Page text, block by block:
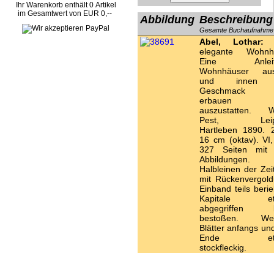
Ihr Warenkorb enthält 0 Artikel
im Gesamtwert von EUR 0,--
Abbildung Beschreibung
Gesamte Buchaufnahme
Abel, Lothar:
elegante
Eine
Wohnhäuser
und innen
Geschmack
erbauen
auszustatten.
Pest,
Hartleben 1890.
16 cm (oktav).
327 Seiten mit
Abbildungen.
Halbleinen der
mit
Einband teils
Kapitale
abgegriffen
bestoßen.
Blätter anfangs
Ende
stockfleckig.